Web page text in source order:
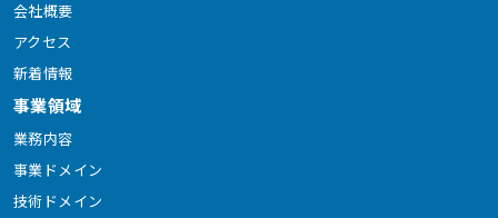
会社概要
アクセス
新着情報
事業領域
業務内容
事業ドメイン
技術ドメイン